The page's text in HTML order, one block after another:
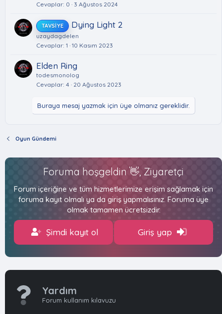
Cevaplar 0 3 Ağustos 2024
TAVSIYE Dying Light 2
uzaydagdelen
Cevaplar 1 10 Kasım 2023
Elden Ring
todesmonolog
Cevaplar 4 20 Ağustos 2023
Buraya mesaj yazmak için üye olmanız gereklidir.
Oyun Gündemi
Foruma hoşgeldin 👋, Ziyaretçi
Forum içeriğine ve tüm hizmetlerimize erişim sağlamak için
foruma kayıt olmalı ya da giriş yapmalısınız. Foruma üye
olmak tamamen ücretsizdir.
Şimdi kayıt ol Giriş yap
Yardım
Forum kullanım kılavuzu